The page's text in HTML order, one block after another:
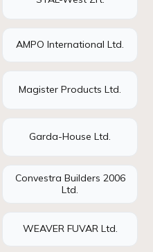
AMPO International Ltd.
Magister Products Ltd.
Garda-House Ltd.
Convestra Builders 2006
Ltd.
WEAVER FUVAR Ltd.